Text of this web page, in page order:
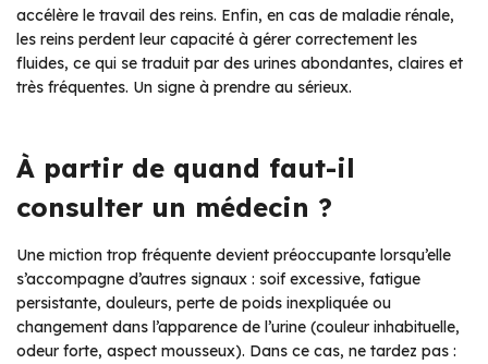
accélère le travail des reins. Enfin, en cas de maladie rénale,
les reins perdent leur capacité à gérer correctement les
fluides, ce qui se traduit par des urines abondantes, claires et
très fréquentes. Un signe à prendre au sérieux.
À partir de quand faut-il
consulter un médecin ?
Une miction trop fréquente devient préoccupante lorsqu’elle
s’accompagne d’autres signaux : soif excessive, fatigue
persistante, douleurs, perte de poids inexpliquée ou
changement dans l’apparence de l’urine (couleur inhabituelle,
odeur forte, aspect mousseux). Dans ce cas, ne tardez pas :